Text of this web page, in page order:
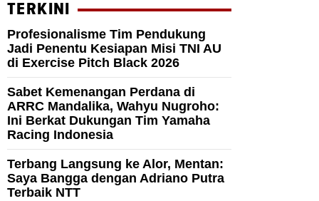
TERKINI
Profesionalisme Tim Pendukung
Jadi Penentu Kesiapan Misi TNI AU
di Exercise Pitch Black 2026
Sabet Kemenangan Perdana di
ARRC Mandalika, Wahyu Nugroho:
Ini Berkat Dukungan Tim Yamaha
Racing Indonesia
Terbang Langsung ke Alor, Mentan:
Saya Bangga dengan Adriano Putra
Terbaik NTT